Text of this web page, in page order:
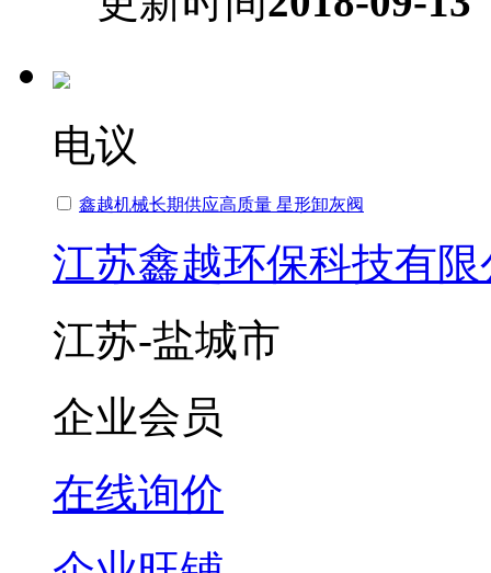
电议
鑫越机械长期供应高质量 星形卸灰阀
江苏鑫越环保科技有限
江苏-盐城市
企业会员
在线询价